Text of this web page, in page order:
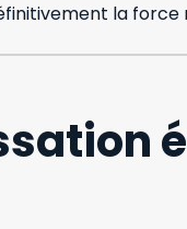
la force